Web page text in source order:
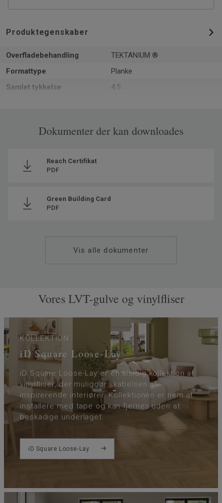
Produktegenskaber
Overfladebehandling
TEKTANIUM ®
Formattype
Planke
Samlet tykkelse
4.5
Genanvendt indhold
20.2
Grundvægt
SAP SKU #
120
Dokumenter der kan downloades
Reach Certifikat
PDF
Green Building Card
PDF
Vis alle dokumenter
Vores LVT-gulve og vinylfliser
KOLLEKTION
iD Square Loose-Lay
iD Square Loose-Lay er en alsidig kollektion af
vinylfliser, der muliggør skabelsen af
inspirerende interiører. Kollektionen er nem at
installere med tape og kan fjernes uden at
beskadige underlaget.
iD Square Loose-Lay